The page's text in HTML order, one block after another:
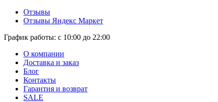
Отзывы
Отзывы Яндекс Маркет
График работы: с 10:00 до 22:00
О компании
Доставка и заказ
Блог
Контакты
Гарантия и возврат
SALE